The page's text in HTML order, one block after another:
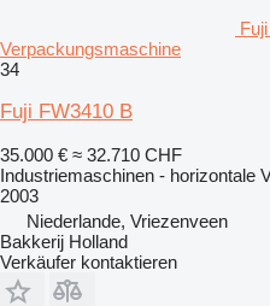
Verpackungsmaschine
34
Fuji FW3410 B
35.000 € ≈ 32.710 CHF
Industriemaschinen - horizontale
2003
Niederlande, Vriezenveen
Bakkerij Holland
Verkäufer kontaktieren